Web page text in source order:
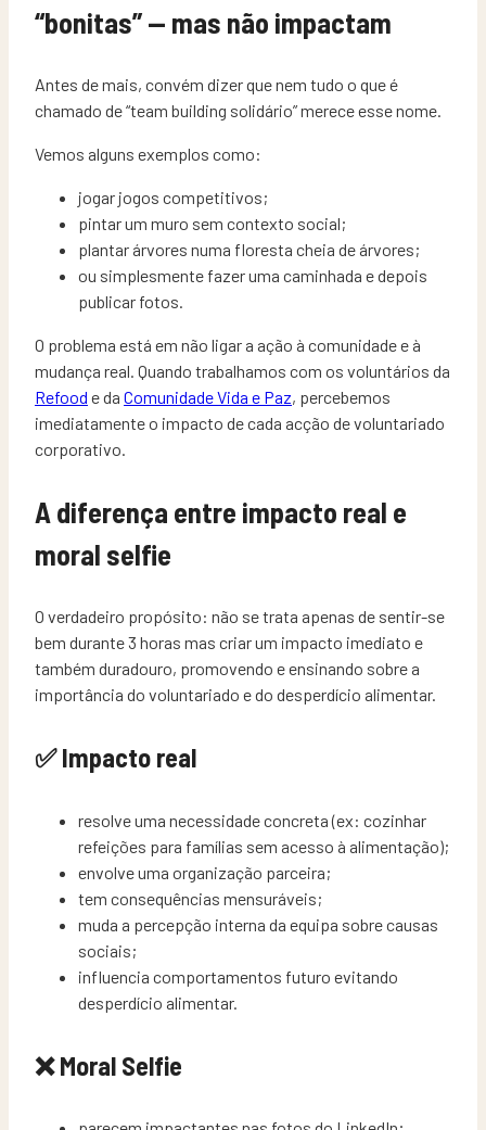
“bonitas” — mas não impactam
Antes de mais, convém dizer que nem tudo o que é
chamado de “team building solidário” merece esse nome.
Vemos alguns exemplos como:
jogar jogos competitivos;
pintar um muro sem contexto social;
plantar árvores numa floresta cheia de árvores;
ou simplesmente fazer uma caminhada e depois
publicar fotos.
O problema está em não ligar a ação à comunidade e à
mudança real. Quando trabalhamos com os voluntários da
Refood e da Comunidade Vida e Paz, percebemos
imediatamente o impacto de cada acção de voluntariado
corporativo.
A diferença entre impacto real e
moral selfie
O verdadeiro propósito: não se trata apenas de sentir-se
bem durante 3 horas mas criar um impacto imediato e
também duradouro, promovendo e ensinando sobre a
importância do voluntariado e do desperdício alimentar.
✅ Impacto real
resolve uma necessidade concreta (ex: cozinhar
refeições para famílias sem acesso à alimentação);
envolve uma organização parceira;
tem consequências mensuráveis;
muda a percepção interna da equipa sobre causas
sociais;
influencia comportamentos futuro evitando
desperdício alimentar.
❌ Moral Selfie